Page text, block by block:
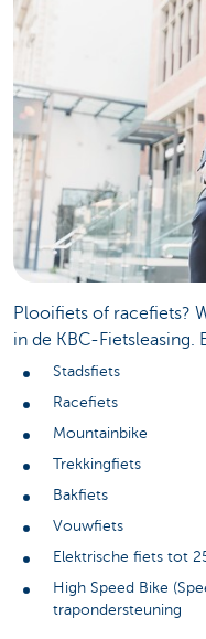
Plooifiets of racefiets?
in de KBC-Fietsleasing.
Stadsfiets
Racefiets
Mountainbike
Trekkingfiets
Bakfiets
Vouwfiets
Elektrische fiets tot
High Speed Bike
trapondersteuning